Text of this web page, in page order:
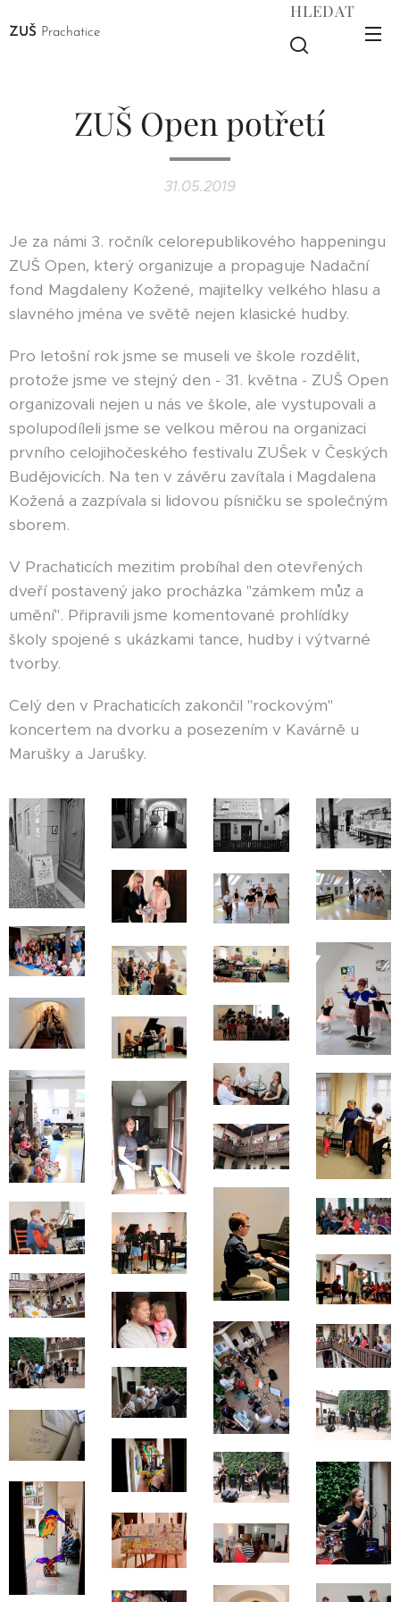
ZUŠ Prachatice
HLEDAT
ZUŠ Open potřetí
31.05.2019
Je za námi 3. ročník celorepublikového happeningu
ZUŠ Open, který organizuje a propaguje Nadační
fond Magdaleny Kožené, majitelky velkého hlasu a
slavného jména ve světě nejen klasické hudby.
Pro letošní rok jsme se museli ve škole rozdělit,
protože jsme ve stejný den - 31. května - ZUŠ Open
organizovali nejen u nás ve škole, ale vystupovali a
spolupodíleli jsme se velkou měrou na organizaci
prvního celojihočeského festivalu ZUŠek v Českých
Budějovicích. Na ten v závěru zavítala i Magdalena
Kožená a zazpívala si lidovou písničku se společným
sborem.
V Prachaticích mezitim probíhal den otevřených
dveří postavený jako procházka "zámkem můz a
umění". Připravili jsme komentované prohlídky
školy spojené s ukázkami tance, hudby i výtvarné
tvorby.
Celý den v Prachaticích zakončil "rockovým"
koncertem na dvorku a posezením v Kavárně u
Marušky a Jarušky.